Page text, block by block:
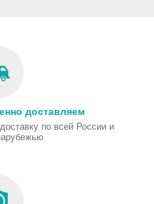
доставляем
по всей России и